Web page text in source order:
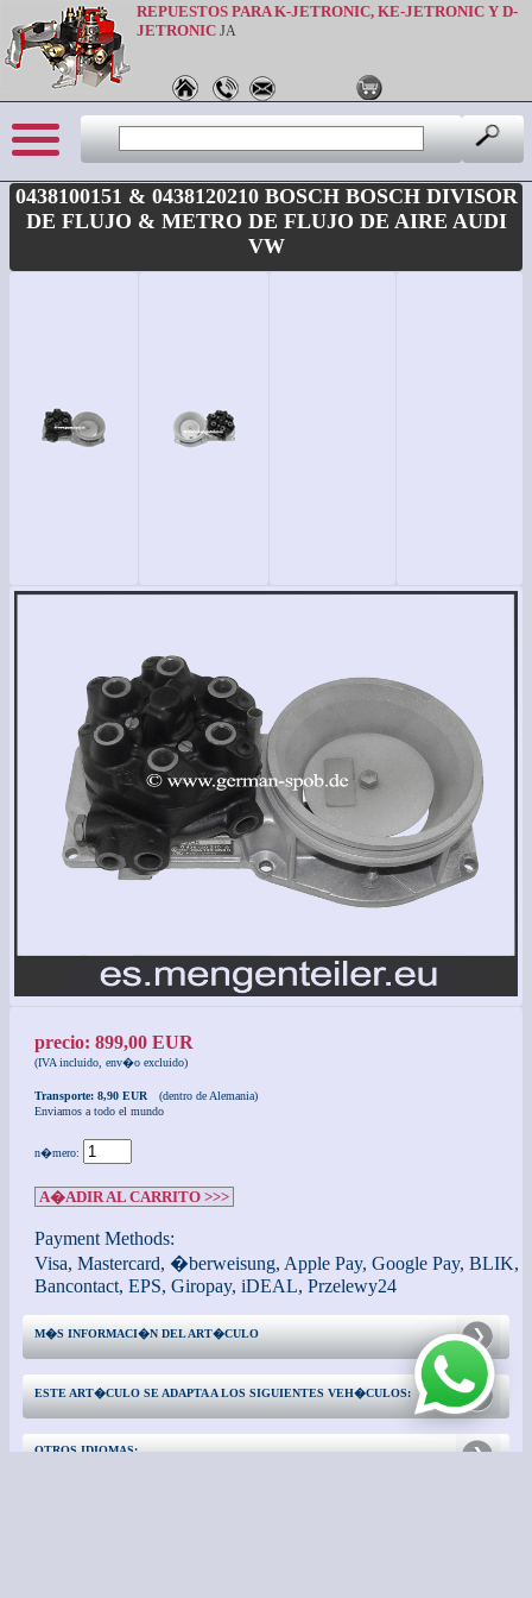
REPUESTOS PARA K-JETRONIC, KE-JETRONIC Y D-
JETRONIC JA
0438100151 & 0438120210 BOSCH BOSCH DIVISOR
DE FLUJO & METRO DE FLUJO DE AIRE AUDI
VW
precio: 899,00 EUR
(IVA incluido, env�o excluido)
Transporte: 8,90 EUR
(dentro de Alemania)
Enviamos a todo el mundo
n�mero:
A�ADIR AL CARRITO >>>
Payment Methods:
Visa, Mastercard, �berweisung, Apple Pay, Google Pay, BLIK,
Bancontact, EPS, Giropay, iDEAL, Przelewy24
M�S INFORMACI�N DEL ART�CULO
ESTE ART�CULO SE ADAPTA A LOS SIGUIENTES VEH�CULOS:
OTROS IDIOMAS: